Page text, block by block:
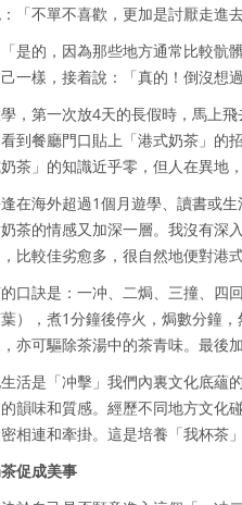
「不單不喜歡，更加是討厭走進
是的，因為那些地方通常比較骯
一樣，接着說：「真的！倒沒想
，第一次放4天的長假時，馬上
到餐廳門口貼上「港式奶茶」的
茶」的知識近乎零，但人在異地
在海外超過1個月遊學、讀書或
茶的情感又加深一層。我沒有深
比較佳劣愈多，很自然地便對港
口訣是：一冲、二焗、三撞、四
），煮1分鐘後停火，焗數分鐘
亦可驅除茶湯中的茶青味。最後
活是「冲擊」我們內裏文化底蘊
韻味和質感。經歷不同地方文化
相連和牽掛。這是培養「我杯茶
促成美事